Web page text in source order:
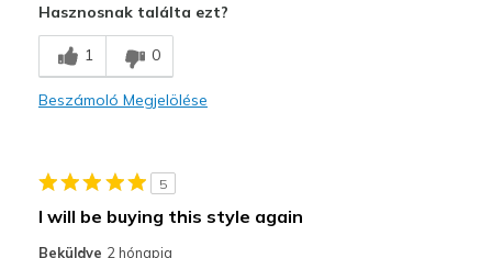
Comfortable
Durable
Wish that I did not have to tie them.
Legjobb használat
Hasznosnak találta ezt?
1 0
Beszámoló Megjelölése
5
I will be buying this style again
Beküldve 2 hónapja